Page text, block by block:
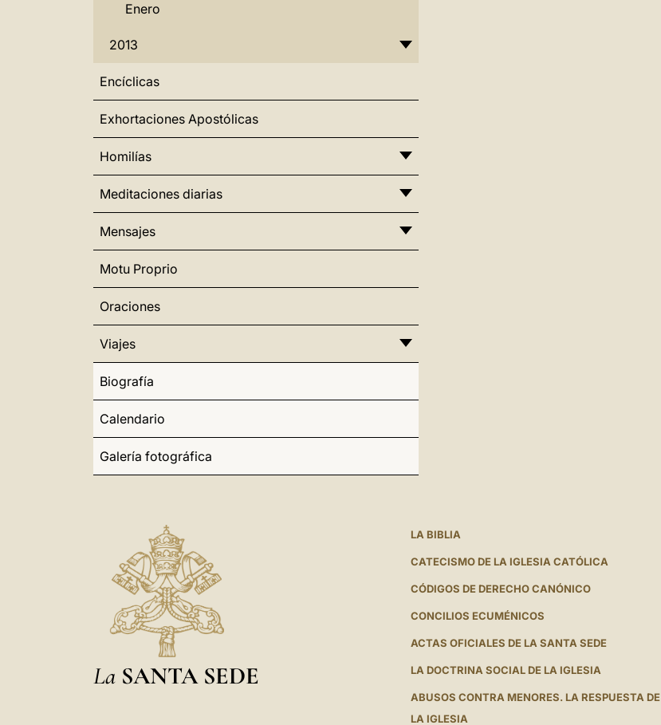
Enero
2013
Encíclicas
Exhortaciones Apostólicas
Homilías
Meditaciones diarias
Mensajes
Motu Proprio
Oraciones
Viajes
Biografía
Calendario
Galería fotográfica
La SANTA SEDE
LA BIBLIA
CATECISMO DE LA IGLESIA CATÓLICA
CÓDIGOS DE DERECHO CANÓNICO
CONCILIOS ECUMÉNICOS
ACTAS OFICIALES DE LA SANTA SEDE
LA DOCTRINA SOCIAL DE LA IGLESIA
ABUSOS CONTRA MENORES. LA RESPUESTA DE
LA IGLESIA